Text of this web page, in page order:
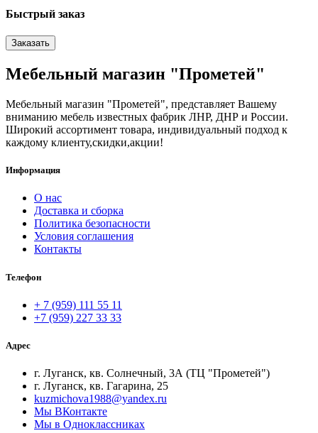
Быстрый заказ
Заказать
Мебельный магазин "Прометей"
Мебельный магазин "Прометей", представляет Вашему
вниманию мебель известных фабрик ЛНР, ДНР и России.
Широкий ассортимент товара, индивидуальный подход к
каждому клиенту,скидки,акции!
Информация
О нас
Доставка и сборка
Политика безопасности
Условия соглашения
Контакты
Телефон
+ 7 (959) 111 55 11
+7 (959) 227 33 33
Адрес
г. Луганск, кв. Солнечный, 3А (ТЦ "Прометей")
г. Луганск, кв. Гагарина, 25
kuzmichova1988@yandex.ru
Мы ВКонтакте
Мы в Одноклассниках